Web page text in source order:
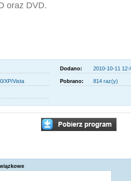
oraz DVD.
Dodano: 2010-10-11
XP/Vista Pobrano: 814 raz(y)